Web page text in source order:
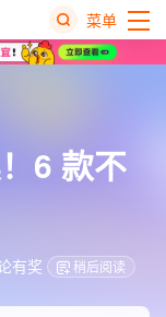
菜单
6 款不
有奖 稍后阅读